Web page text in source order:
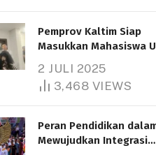
Pemprov Kaltim Siap
Masukkan Mahasiswa
Bantuan Pendidikan
Gratispol
2 JULI 2025
3,468 VIEWS
Peran Pendidikan
Mewujudkan Integrasi